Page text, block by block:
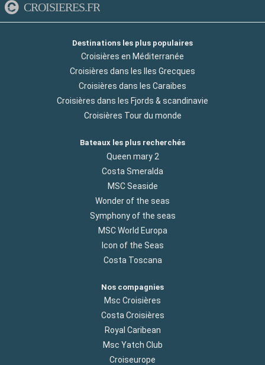
CROISIERES.FR
Destinations les plus populaires
Croisières en Méditerranée
Croisières dans les Iles Grecques
Croisières dans les Caraibes
Croisières dans les Fjords & scandinavie
Croisières Tour du monde
Bateaux les plus recherchés
Queen mary 2
Costa Smeralda
MSC Seaside
Wonder of the seas
Symphony of the seas
MSC World Europa
Icon of the Seas
Costa Toscana
Nos compagnies
Msc Croisières
Costa Croisières
Royal Caribean
Msc Yatch Club
Croiseurope